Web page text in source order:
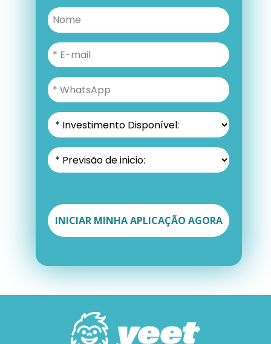
O primeiro passo é preencher
sua aplicação.
INICIAR MINHA APLICAÇÃO AGORA